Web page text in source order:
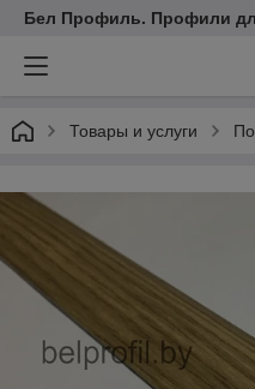
Бел Профиль. Профили
Товары и услуги